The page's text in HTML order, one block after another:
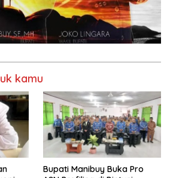
kamu
Bupati Manibuy Buka Pro